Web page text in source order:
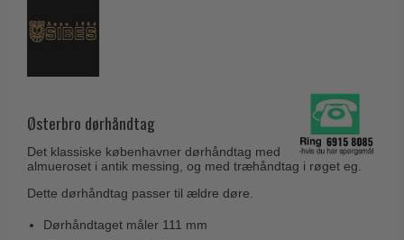
Delfin & Hvalros
Østerbro træ dørgreb
Dørgreb Buster+Punch
Brevindkast
Dørhængsler
Skruer
Knager & Kroge
Hattehylder
Olivari
RDS Italienske dørgreb
Samuel Heath produkter
Sibes Metall
Søe-Jensen & Co.
Østerbro dørhåndtag
Det klassiske københavner dørhåndtag med
almueroset i antik messing, og med træhåndtag i røget eg.
Dette dørhåndtag passer til ældre døre.
Dørhåndtaget måler 111 mm